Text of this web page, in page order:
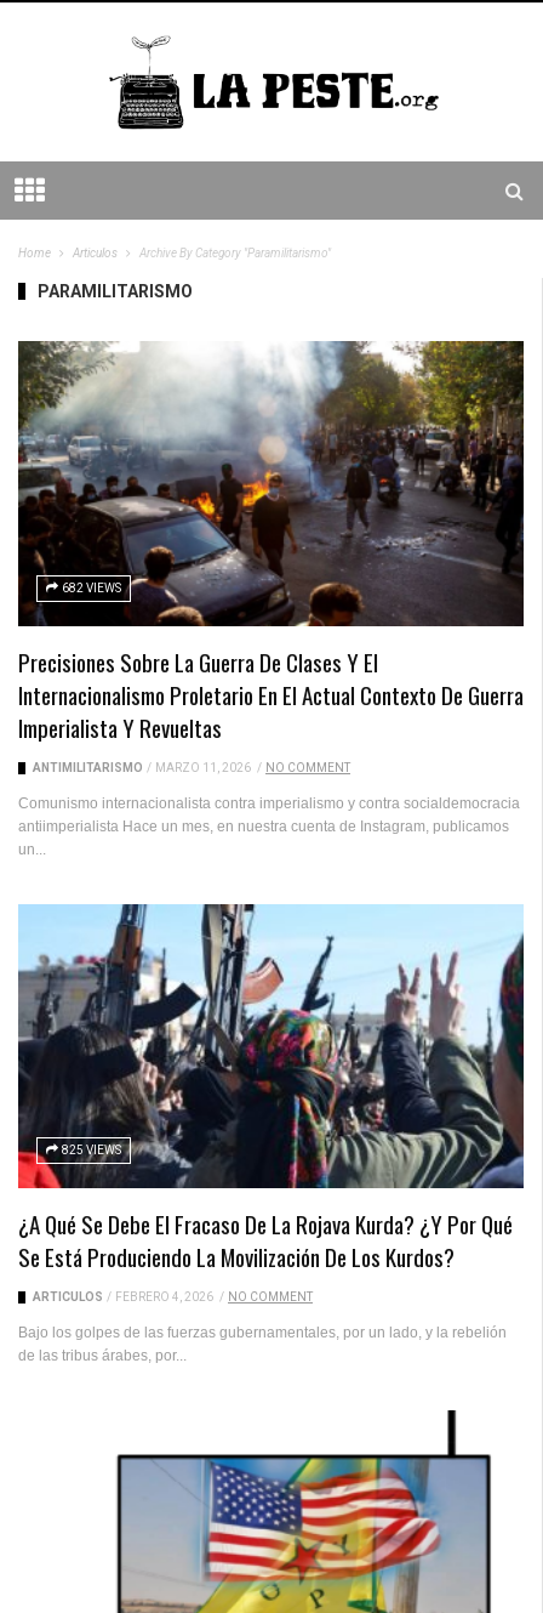
Home Articulos Archive By Category "Paramilitarismo"
PARAMILITARISMO
682 VIEWS
Precisiones Sobre La Guerra De Clases Y El
Internacionalismo Proletario En El Actual Contexto De Guerra
Imperialista Y Revueltas
ANTIMILITARISMO / MARZO 11, 2026 / NO COMMENT
Comunismo internacionalista contra imperialismo y contra socialdemocracia
antiimperialista Hace un mes, en nuestra cuenta de Instagram, publicamos
un...
825 VIEWS
¿A Qué Se Debe El Fracaso De La Rojava Kurda? ¿Y Por Qué
Se Está Produciendo La Movilización De Los Kurdos?
ARTICULOS / FEBRERO 4, 2026 / NO COMMENT
Bajo los golpes de las fuerzas gubernamentales, por un lado, y la rebelión
de las tribus árabes, por...